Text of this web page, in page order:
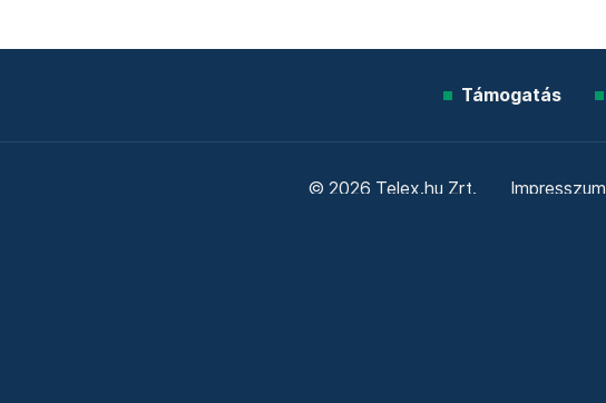
Támogatás
© 2026 Telex.hu Zrt. Impresszum